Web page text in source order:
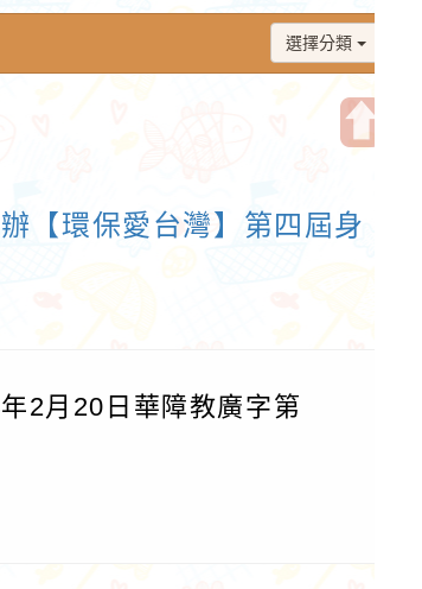
上
選擇分類
【環保愛台灣】第四屆身
2月20日華障教廣字第